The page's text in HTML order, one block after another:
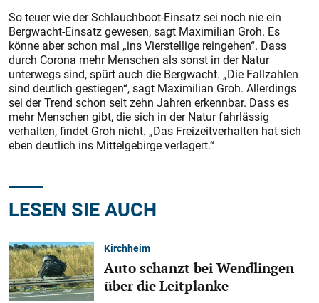
So teuer wie der Schlauchboot-Einsatz sei noch nie ein
Bergwacht-Einsatz gewesen, sagt Maximilian Groh. Es
könne aber schon mal „ins Vierstellige reingehen“. Dass
durch Corona mehr Menschen als sonst in der Natur
unterwegs sind, spürt auch die Bergwacht. „Die Fallzahlen
sind deutlich gestiegen“, sagt Maximilian Groh. Allerdings
sei der Trend schon seit zehn Jahren erkennbar. Dass es
mehr Menschen gibt, die sich in der Natur fahrlässig
verhalten, findet Groh nicht. „Das Freizeitverhalten hat sich
eben deutlich ins Mittelgebirge verlagert.“
LESEN SIE AUCH
Kirchheim
Auto schanzt bei Wendlingen
über die Leitplanke